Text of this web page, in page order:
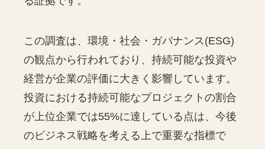
この調査は、環境・社会・ガバナンス(ESG)
の観点から行われており、持続可能な投資や
経営が企業の評価に大きく影響しています。
投資における持続可能なプロジェクトの割合
が上位企業では55%に達している点は、今後
のビジネス戦略を考える上で重要な指標で